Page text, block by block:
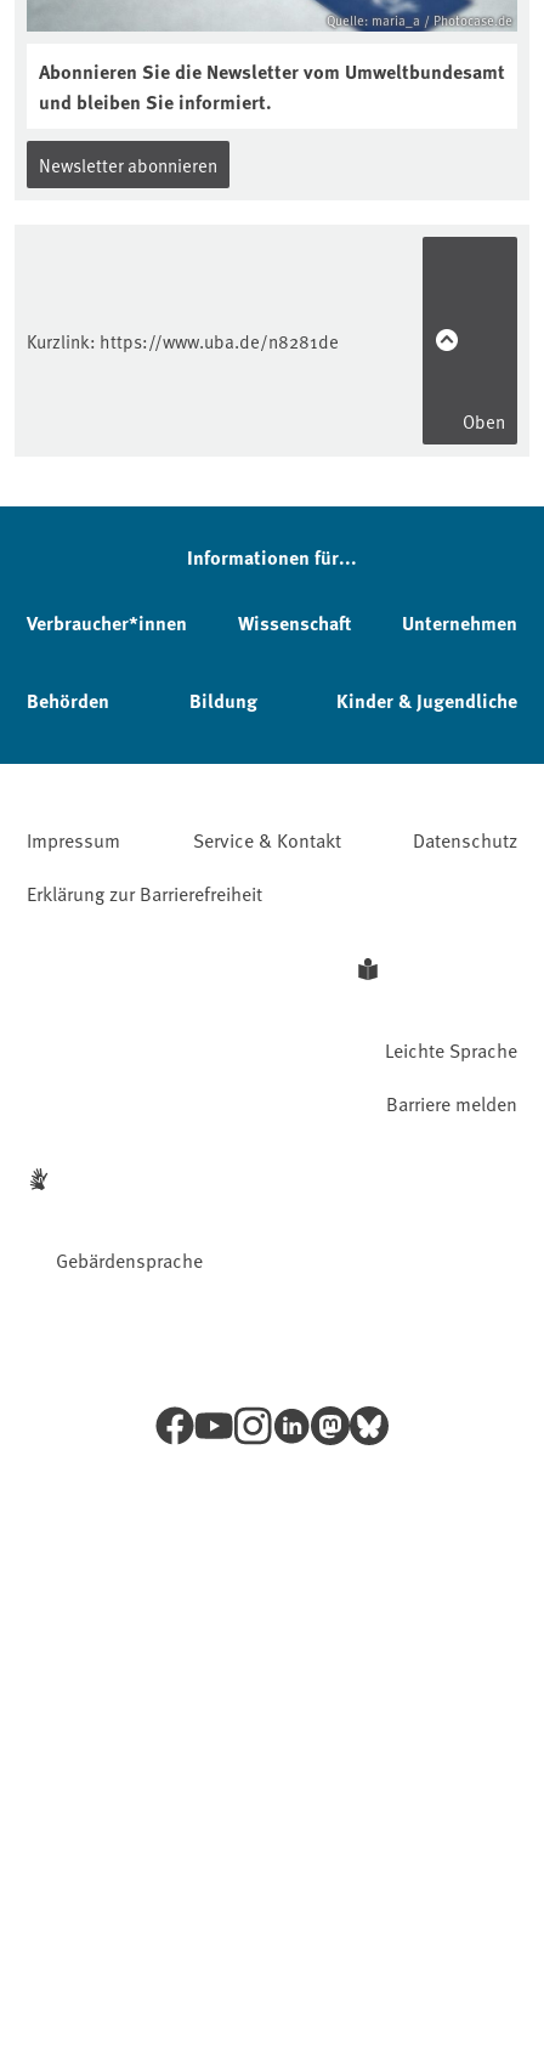
Quelle: maria_a / Photocase.de
Abonnieren Sie die Newsletter vom Umweltbundesamt
und bleiben Sie informiert.
Newsletter abonnieren
Kurzlink: https://www.uba.de/n8281de
Oben
Informationen für...
Verbraucher*innen Wissenschaft Unternehmen
Behörden Bildung Kinder & Jugendliche
Impressum Service & Kontakt
Datenschutz
Erklärung zur Barrierefreiheit
Leichte Sprache
Gebärdensprache
Barriere melden